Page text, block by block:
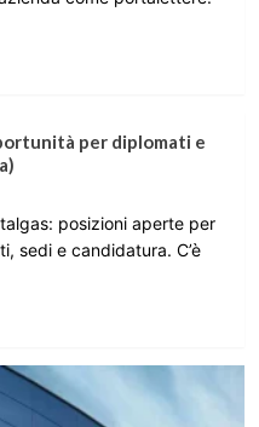
per diplomati e
posizioni aperte per
sedi e candidatura. C’è